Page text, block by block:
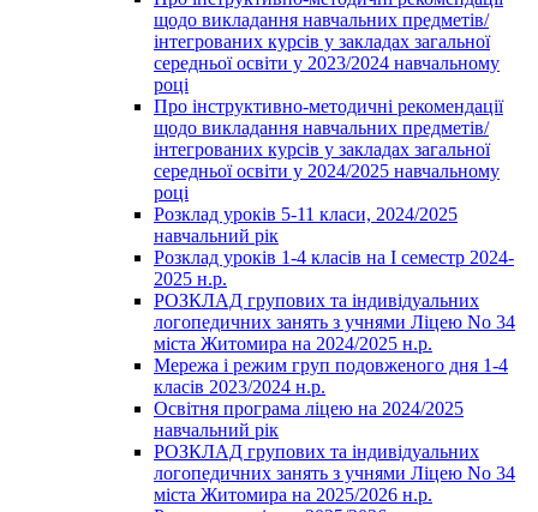
щодо викладання навчальних предметів/
інтегрованих курсів у закладах загальної
середньої освіти у 2023/2024 навчальному
році
Про інструктивно-методичні рекомендації
щодо викладання навчальних предметів/
інтегрованих курсів у закладах загальної
середньої освіти у 2024/2025 навчальному
році
Розклад уроків 5-11 класи, 2024/2025
навчальний рік
Розклад уроків 1-4 класів на І семестр 2024-
2025 н.р.
РОЗКЛАД групових та індивідуальних
логопедичних занять з учнями Ліцею No 34
міста Житомира на 2024/2025 н.р.
Мережа і режим груп подовженого дня 1-4
класів 2023/2024 н.р.
Освітня програма ліцею на 2024/2025
навчальний рік
РОЗКЛАД групових та індивідуальних
логопедичних занять з учнями Ліцею No 34
міста Житомира на 2025/2026 н.р.